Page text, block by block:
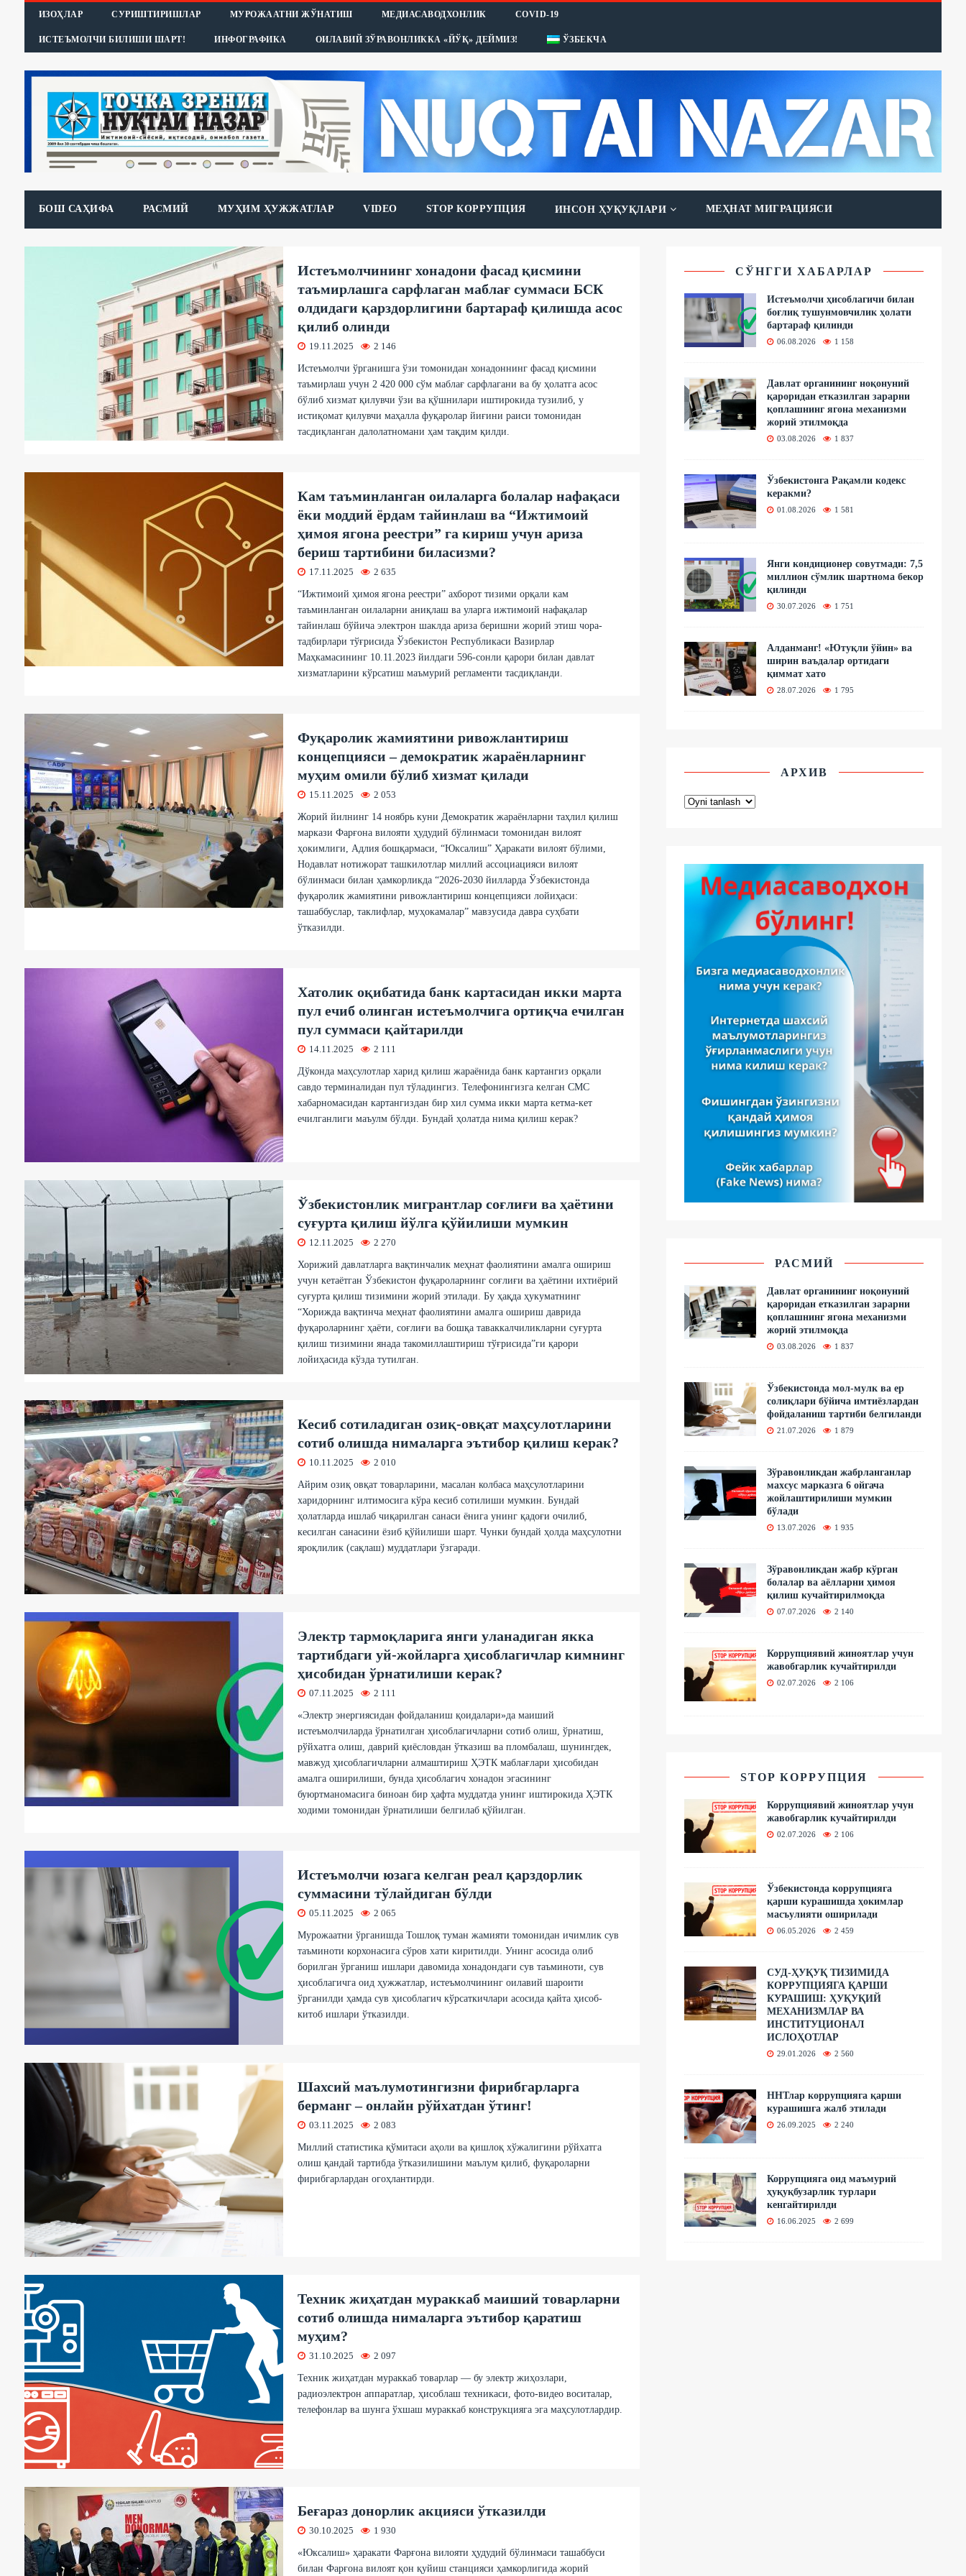
ИЗОҲЛАР СУРИШТИРИШЛАР МУРОЖААТНИ ЖЎНАТИШ МЕДИАСАВОДХОНЛИК COVID-19
ИСТЕЪМОЛЧИ БИЛИШИ ШАРТ! ИНФОГРАФИКА ОИЛАВИЙ ЗЎРАВОНЛИККА «ЙЎҚ» ДЕЙМИЗ! ЎЗБЕКЧА
БОШ САҲИФА РАСМИЙ МУҲИМ ҲУЖЖАТЛАР VIDEO STOP КОРРУПЦИЯ ИНСОН ҲУҚУҚЛАРИ МЕҲНАТ МИГРАЦИЯСИ
Истеъмолчининг хонадони фасад қисмини
таъмирлашга сарфлаган маблағ суммаси БСК
олдидаги қарздорлигини бартараф қилишда асос
қилиб олинди
19.11.2025 2 146
Истеъмолчи ўрганишга ўзи томонидан хонадоннинг фасад қисмини
таъмирлаш учун 2 420 000 сўм маблағ сарфлагани ва бу ҳолатга асос
бўлиб хизмат қилувчи ўзи ва қўшнилари иштирокида тузилиб, у
истиқомат қилувчи маҳалла фуқаролар йиғини раиси томонидан
тасдиқланган далолатномани ҳам тақдим қилди.
Кам таъминланган оилаларга болалар нафақаси
ёки моддий ёрдам тайинлаш ва “Ижтимоий
ҳимоя ягона реестри” га кириш учун ариза
бериш тартибини биласизми?
17.11.2025 2 635
“Ижтимоий ҳимоя ягона реестри” ахборот тизими орқали кам
таъминланган оилаларни аниқлаш ва уларга ижтимоий нафақалар
тайинлаш бўйича электрон шаклда ариза беришни жорий этиш чора-
тадбирлари тўғрисида Ўзбекистон Республикаси Вазирлар
Маҳкамасининг 10.11.2023 йилдаги 596-сонли қарори билан давлат
хизматларини кўрсатиш маъмурий регламенти тасдиқланди.
Фуқаролик жамиятини ривожлантириш
концепцияси – демократик жараёнларнинг
муҳим омили бўлиб хизмат қилади
15.11.2025 2 053
Жорий йилнинг 14 ноябрь куни Демократик жараёнларни таҳлил қилиш
маркази Фарғона вилояти ҳудудий бўлинмаси томонидан вилоят
ҳокимлиги, Адлия бошқармаси, “Юксалиш” Ҳаракати вилоят бўлими,
Нодавлат нотижорат ташкилотлар миллий ассоциацияси вилоят
бўлинмаси билан ҳамкорликда “2026-2030 йилларда Ўзбекистонда
фуқаролик жамиятини ривожлантириш концепцияси лойиҳаси:
ташаббуслар, таклифлар, муҳокамалар” мавзусида давра суҳбати
ўтказилди.
Хатолик оқибатида банк картасидан икки марта
пул ечиб олинган истеъмолчига ортиқча ечилган
пул суммаси қайтарилди
14.11.2025 2 111
Дўконда маҳсулотлар харид қилиш жараёнида банк картангиз орқали
савдо терминалидан пул тўладингиз. Телефонингизга келган СМС
хабарномасидан картангиздан бир хил сумма икки марта кетма-кет
ечилганлиги маъулм бўлди. Бундай ҳолатда нима қилиш керак?
Ўзбекистонлик мигрантлар соғлиғи ва ҳаётини
суғурта қилиш йўлга қўйилиши мумкин
12.11.2025 2 270
Хорижий давлатларга вақтинчалик меҳнат фаолиятини амалга ошириш
учун кетаётган Ўзбекистон фуқароларнинг соғлиғи ва ҳаётини ихтиёрий
суғурта қилиш тизимини жорий этилади. Бу ҳақда ҳукуматнинг
“Хорижда вақтинча меҳнат фаолиятини амалга ошириш даврида
фуқароларнинг ҳаёти, соғлиғи ва бошқа таваккалчиликларни суғурта
қилиш тизимини янада такомиллаштириш тўғрисида”ги қарори
лойиҳасида кўзда тутилган.
Кесиб сотиладиган озиқ-овқат маҳсулотларини
сотиб олишда нималарга эътибор қилиш керак?
10.11.2025 2 010
Айрим озиқ овқат товарларини, масалан колбаса маҳсулотларини
харидорнинг илтимосига кўра кесиб сотилиши мумкин. Бундай
ҳолатларда ишлаб чиқарилган санаси ёнига унинг қадоғи очилиб,
кесилган санасини ёзиб қўйилиши шарт. Чунки бундай ҳолда маҳсулотни
яроқлилик (сақлаш) муддатлари ўзгаради.
Электр тармоқларига янги уланадиган якка
тартибдаги уй-жойларга ҳисоблагичлар кимнинг
ҳисобидан ўрнатилиши керак?
07.11.2025 2 111
«Электр энергиясидан фойдаланиш қоидалари»да маиший
истеъмолчиларда ўрнатилган ҳисоблагичларни сотиб олиш, ўрнатиш,
рўйхатга олиш, даврий қиёсловдан ўтказиш ва пломбалаш, шунингдек,
мавжуд ҳисоблагичларни алмаштириш ҲЭТК маблағлари ҳисобидан
амалга оширилиши, бунда ҳисоблагич хонадон эгасининг
буюртманомасига биноан бир ҳафта муддатда унинг иштирокида ҲЭТК
ходими томонидан ўрнатилиши белгилаб қўйилган.
Истеъмолчи юзага келган реал қарздорлик
суммасини тўлайдиган бўлди
05.11.2025 2 065
Мурожаатни ўрганишда Тошлоқ туман жамияти томонидан ичимлик сув
таъминоти корхонасига сўров хати киритилди. Унинг асосида олиб
борилган ўрганиш ишлари давомида хонадондаги сув таъминоти, сув
ҳисоблагичга оид ҳужжатлар, истеъмолчининг оилавий шароити
ўрганилди ҳамда сув ҳисоблагич кўрсаткичлари асосида қайта ҳисоб-
китоб ишлари ўтказилди.
Шахсий маълумотингизни фирибгарларга
берманг – онлайн рўйхатдан ўтинг!
03.11.2025 2 083
Миллий статистика қўмитаси аҳоли ва қишлоқ хўжалигини рўйхатга
олиш қандай тартибда ўтказилишини маълум қилиб, фуқароларни
фирибгарлардан огоҳлантирди.
Техник жиҳатдан мураккаб маиший товарларни
сотиб олишда нималарга эътибор қаратиш
муҳим?
31.10.2025 2 097
Техник жиҳатдан мураккаб товарлар — бу электр жиҳозлари,
радиоэлектрон аппаратлар, ҳисоблаш техникаси, фото-видео воситалар,
телефонлар ва шунга ўхшаш мураккаб конструкцияга эга маҳсулотлардир.
Беғараз донорлик акцияси ўтказилди
30.10.2025 1 930
«Юксалиш» ҳаракати Фарғона вилояти ҳудудий бўлинмаси ташаббуси
билан Фарғона вилоят қон қуйиш станцияси ҳамкорлигида жорий
СЎНГГИ ХАБАРЛАР
Истеъмолчи ҳисоблагичи билан
боғлиқ тушунмовчилик ҳолати
бартараф қилинди
06.08.2026 1 158
Давлат органининг ноқонуний
қароридан етказилган зарарни
қоплашнинг ягона механизми
жорий этилмоқда
03.08.2026 1 837
Ўзбекистонга Рақамли кодекс
керакми?
01.08.2026 1 581
Янги кондиционер совутмади: 7,5
миллион сўмлик шартнома бекор
қилинди
30.07.2026 1 751
Алданманг! «Ютуқли ўйин» ва
ширин ваъдалар ортидаги
қиммат хато
28.07.2026 1 795
АРХИВ
РАСМИЙ
Давлат органининг ноқонуний
қароридан етказилган зарарни
қоплашнинг ягона механизми
жорий этилмоқда
03.08.2026 1 837
Ўзбекистонда мол-мулк ва ер
солиқлари бўйича имтиёзлардан
фойдаланиш тартиби белгиланди
21.07.2026 1 879
Зўравонликдан жабрланганлар
махсус марказга 6 ойгача
жойлаштирилиши мумкин
бўлади
13.07.2026 1 935
Зўравонликдан жабр кўрган
болалар ва аёлларни ҳимоя
қилиш кучайтирилмоқда
07.07.2026 2 140
Коррупциявий жиноятлар учун
жавобгарлик кучайтирилди
02.07.2026 2 106
STOP КОРРУПЦИЯ
Коррупциявий жиноятлар учун
жавобгарлик кучайтирилди
02.07.2026 2 106
Ўзбекистонда коррупцияга
қарши курашишда ҳокимлар
масъулияти оширилади
06.05.2026 2 459
СУД-ҲУҚУҚ ТИЗИМИДА
КОРРУПЦИЯГА ҚАРШИ
КУРАШИШ: ҲУҚУҚИЙ
МЕХАНИЗМЛАР ВА
ИНСТИТУЦИОНАЛ
ИСЛОҲОТЛАР
29.01.2026 2 560
ННТлар коррупцияга қарши
курашишга жалб этилади
26.09.2025 2 240
Коррупцияга оид маъмурий
ҳуқуқбузарлик турлари
кенгайтирилди
16.06.2025 2 699